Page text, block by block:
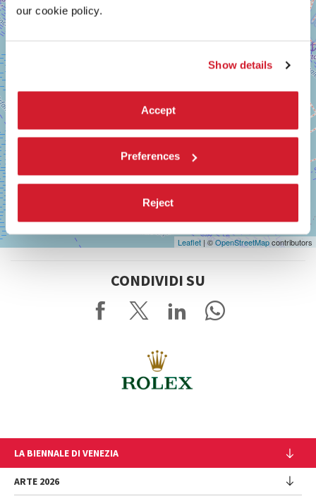
our cookie policy.
Show details
Accept
Preferences
Reject
Leaflet | ©OpenStreetMapcontributors
CONDIVIDI SU
LA BIENNALE DI VENEZIA
L'Istituzione
Cariche istituzionali
ARTE 2026